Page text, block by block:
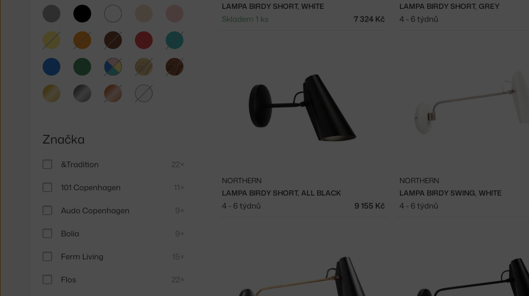
šedá černá bílá
žlutá oranžováhnědá červená tyrkysová
modrá
zelená
světlé
dřevo
tmavé
dřevo
zlatá
stříbrná měděná čirá
Značka
&Tradition 22×
101 Copenhagen 11×
Audo Copenhagen 9×
Bolia 9×
Ferm Living 15×
Flos 22×
LAMPA BIRDY SHORT, WHITE
Skladem 1 ks 7 324 Kč
LAMPA BIRDY SHORT, GREY
4 - 6 týdnů
LAMPA BIRDY SHORT, ALL BLACK
NORTHERN
4 - 6 týdnů 9 155 Kč
LAMPA BIRDY SWING, WHITE
NORTHERN
4 - 6 týdnů